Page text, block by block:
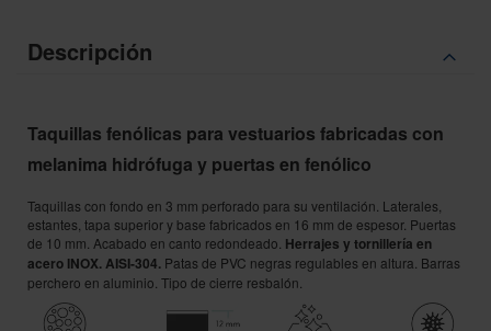
Descripción
Taquillas fenólicas para vestuarios fabricadas con
melanima hidrófuga y puertas en fenólico
Taquillas con fondo en 3 mm perforado para su ventilación. Laterales,
estantes, tapa superior y base fabricados en 16 mm de espesor. Puertas
de 10 mm. Acabado en canto redondeado. Herrajes y tornillería en
acero INOX. AISI-304. Patas de PVC negras regulables en altura. Barras
perchero en aluminio. Tipo de cierre resbalón.